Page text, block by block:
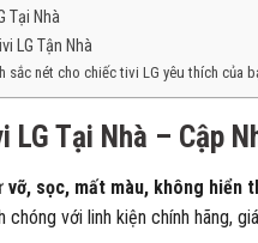
Tại Nhà
LG Tận Nhà
nét cho chiếc tivi LG yêu thích của
LG Tại Nhà – Cập
vỡ, sọc, mất màu, không hiển
với linh kiện chính hãng,